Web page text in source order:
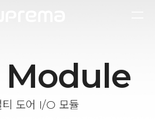
Module
티 도어 I/O 모듈